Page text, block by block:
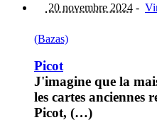
20 novembre 2024 -
(Bazas)
Picot
J'imagine que la
les cartes anciennes
Picot, (…)